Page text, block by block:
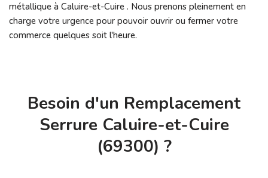
métallique à Caluire-et-Cuire . Nous prenons pleinement en
charge votre urgence pour pouvoir ouvrir ou fermer votre
commerce quelques soit l'heure.
Besoin d'un Remplacement
Serrure Caluire-et-Cuire
(69300) ?